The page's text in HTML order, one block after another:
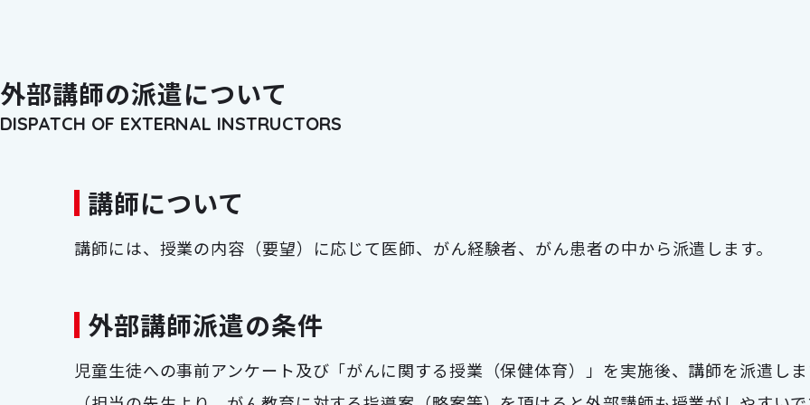
外部講師の派遣について
DISPATCH OF EXTERNAL INSTRUCTORS
講師について
講師には、授業の内容（要望）に応じて医師、がん経験者、がん患者の中から派遣します。
外部講師派遣の条件
児童生徒への事前アンケート及び「がんに関する授業（保健体育）」を実施後、講師を派遣しま